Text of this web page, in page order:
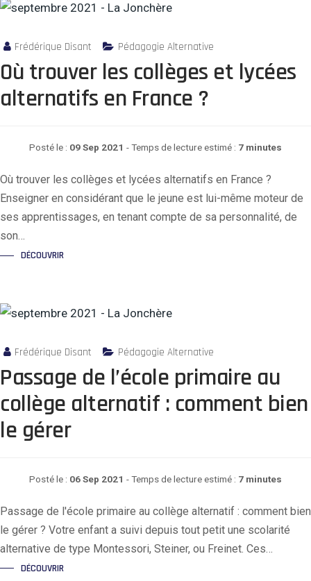
Frédérique Disant Pédagogie Alternative
Où trouver les collèges et lycées
alternatifs en France ?
Posté le : 09 Sep 2021 - Temps de lecture estimé : 7 minutes
Où trouver les collèges et lycées alternatifs en France ?
Enseigner en considérant que le jeune est lui-même moteur de
ses apprentissages, en tenant compte de sa personnalité, de
son…
DÉCOUVRIR
Frédérique Disant Pédagogie Alternative
Passage de l’école primaire au
collège alternatif : comment bien
le gérer
Posté le : 06 Sep 2021 - Temps de lecture estimé : 7 minutes
Passage de l'école primaire au collège alternatif : comment bien
le gérer ? Votre enfant a suivi depuis tout petit une scolarité
alternative de type Montessori, Steiner, ou Freinet. Ces…
DÉCOUVRIR